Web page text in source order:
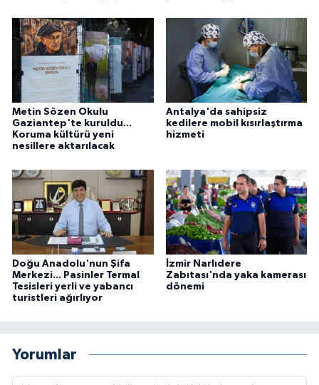
Metin Sözen Okulu
Gaziantep'te kuruldu...
Koruma kültürü yeni
nesillere aktarılacak
Antalya'da sahipsiz
kedilere mobil kısırlaştırma
hizmeti
Doğu Anadolu'nun Şifa
Merkezi... Pasinler Termal
Tesisleri yerli ve yabancı
turistleri ağırlıyor
İzmir Narlıdere
Zabıtası'nda yaka kamerası
dönemi
Yorumlar